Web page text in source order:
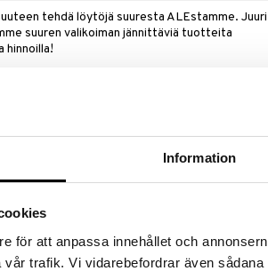
Information
för att anpassa innehållet och
trafik. Vi vidarebefordrar även
tehdä löytöjä suuresta ALEstamme. Juuri
suuren valikoiman jännittäviä tuotteita
hinnoilla!
runsaasti polysakkarideja. Aloe Vera Juice
lehtigeeliä ekologisesti viljellystä aloe verasta
aineista kaikkein parhaimmin dokumentoitua. Ei
Tanskassa ja IASC-sertifioitu, tarkoittaen sen